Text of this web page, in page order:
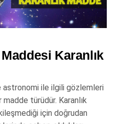
Karanlık
astronomi ile ilgili gözlemleri
türüdür. Karanlık
için doğrudan